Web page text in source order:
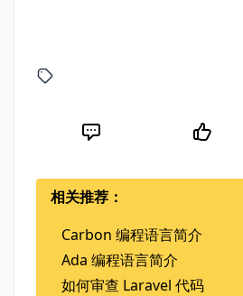
相关推荐：
Carbon 编程语言简介
Ada 编程语言简介
如何审查 Laravel 代码